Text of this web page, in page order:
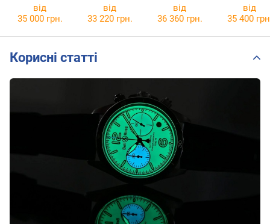
Date
C032.430.11.0
Date
C032.430.18.0
Date
C032.430.11.0
Date
від
35 000 грн.
від
33 220 грн.
від
36 360 грн.
від
35 400
Корисні статті